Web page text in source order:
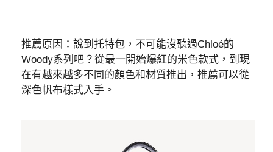
推薦原因：說到托特包，不可能沒聽過Chloé的
Woody系列吧？從最一開始爆紅的米色款式，到現
在有越來越多不同的顏色和材質推出，推薦可以從
深色帆布樣式入手。